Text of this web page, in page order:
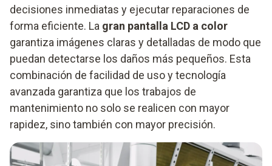
decisiones inmediatas y ejecutar reparaciones de
forma eficiente. La gran pantalla LCD a color
garantiza imágenes claras y detalladas de modo que
puedan detectarse los daños más pequeños. Esta
combinación de facilidad de uso y tecnología
avanzada garantiza que los trabajos de
mantenimiento no solo se realicen con mayor
rapidez, sino también con mayor precisión.